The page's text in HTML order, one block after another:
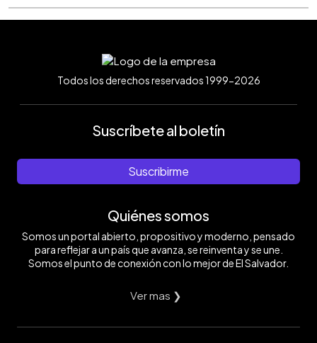
Todos los derechos reservados 1999-2026
Suscríbete al boletín
Suscribirme
Quiénes somos
Somos un portal abierto, propositivo y moderno, pensado
para reflejar a un país que avanza, se reinventa y se une.
Somos el punto de conexión con lo mejor de El Salvador.
Ver mas ❯